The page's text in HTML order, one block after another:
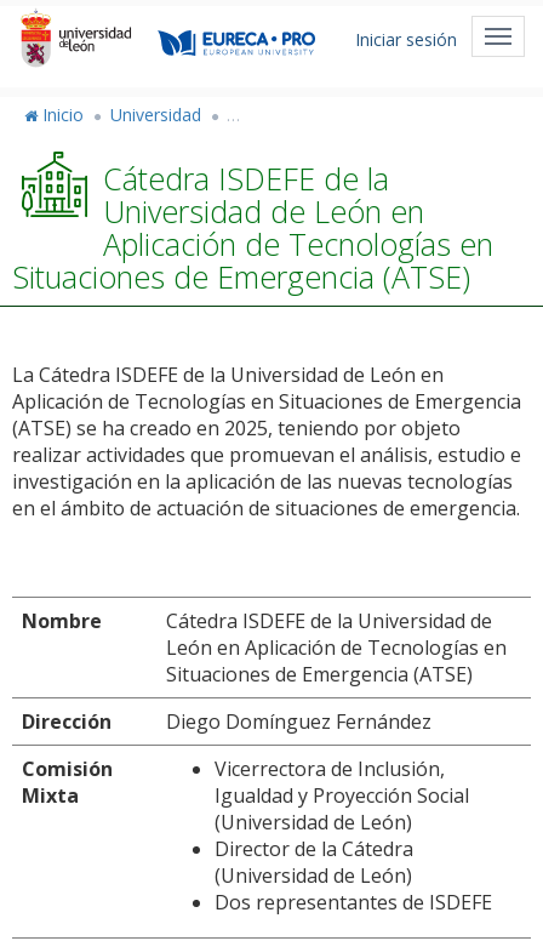
Pasar
contenido
Menú
usuario
Iniciar sesión
Inicio Universidad Cátedras Extraordinarias e
Cátedra ISDEFE de la
Universidad de León en
Aplicación de Tecnologías en
Situaciones de Emergencia (ATSE)
La Cátedra ISDEFE de la Universidad de León en
Aplicación de Tecnologías en Situaciones de Emergencia
(ATSE) se ha creado en 2025, teniendo por objeto
realizar actividades que promuevan el análisis, estudio e
investigación en la aplicación de las nuevas tecnologías
en el ámbito de actuación de situaciones de emergencia.
Nombre
Cátedra ISDEFE de la Universidad de
León en Aplicación de Tecnologías en
Situaciones de Emergencia (ATSE)
Dirección
Diego Domínguez Fernández
Comisión
Mixta
Vicerrectora de Inclusión,
Igualdad y Proyección Social
(Universidad de León)
Director de la Cátedra
(Universidad de León)
Dos representantes de ISDEFE